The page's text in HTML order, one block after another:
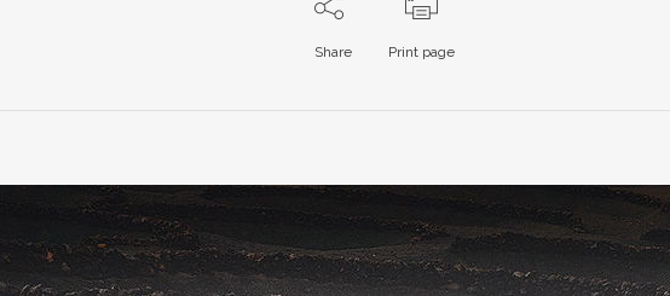
Share Print page